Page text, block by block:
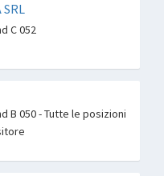
SRL
C 052
B 050 - Tutte le posizioni